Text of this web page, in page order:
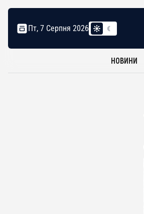
Пт, 7 Серпня 2026
НОВИНИ